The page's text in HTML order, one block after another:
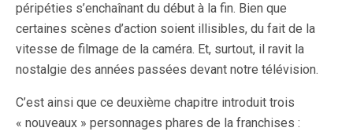
péripéties s’enchaînant du début à la fin. Bien que
certaines scènes d’action soient illisibles, du fait de la
vitesse de filmage de la caméra. Et, surtout, il ravit la
nostalgie des années passées devant notre télévision.
C’est ainsi que ce deuxième chapitre introduit trois
« nouveaux » personnages phares de la franchises :